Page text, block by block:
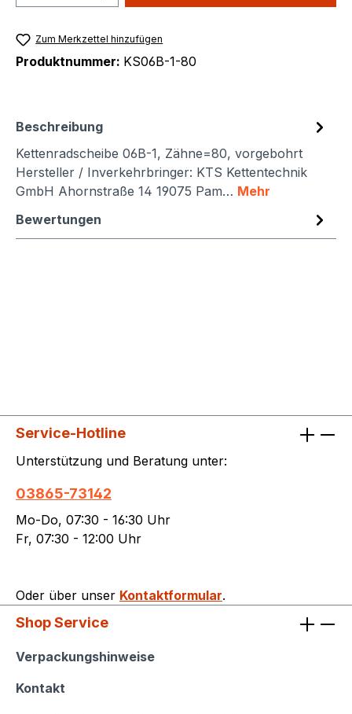
Zum Merkzettel hinzufügen
Produktnummer: KS06B-1-80
Beschreibung
Kettenradscheibe 06B-1, Zähne=80, vorgebohrt
Hersteller / Inverkehrbringer: KTS Kettentechnik
GmbH Ahornstraße 14 19075 Pam… Mehr
Bewertungen
Service-Hotline
Unterstützung und Beratung unter:
03865-73142
Mo-Do, 07:30 - 16:30 Uhr
Fr, 07:30 - 12:00 Uhr
Oder über unser Kontaktformular.
Shop Service
Shop Service
Verpackungshinweise
Kontakt